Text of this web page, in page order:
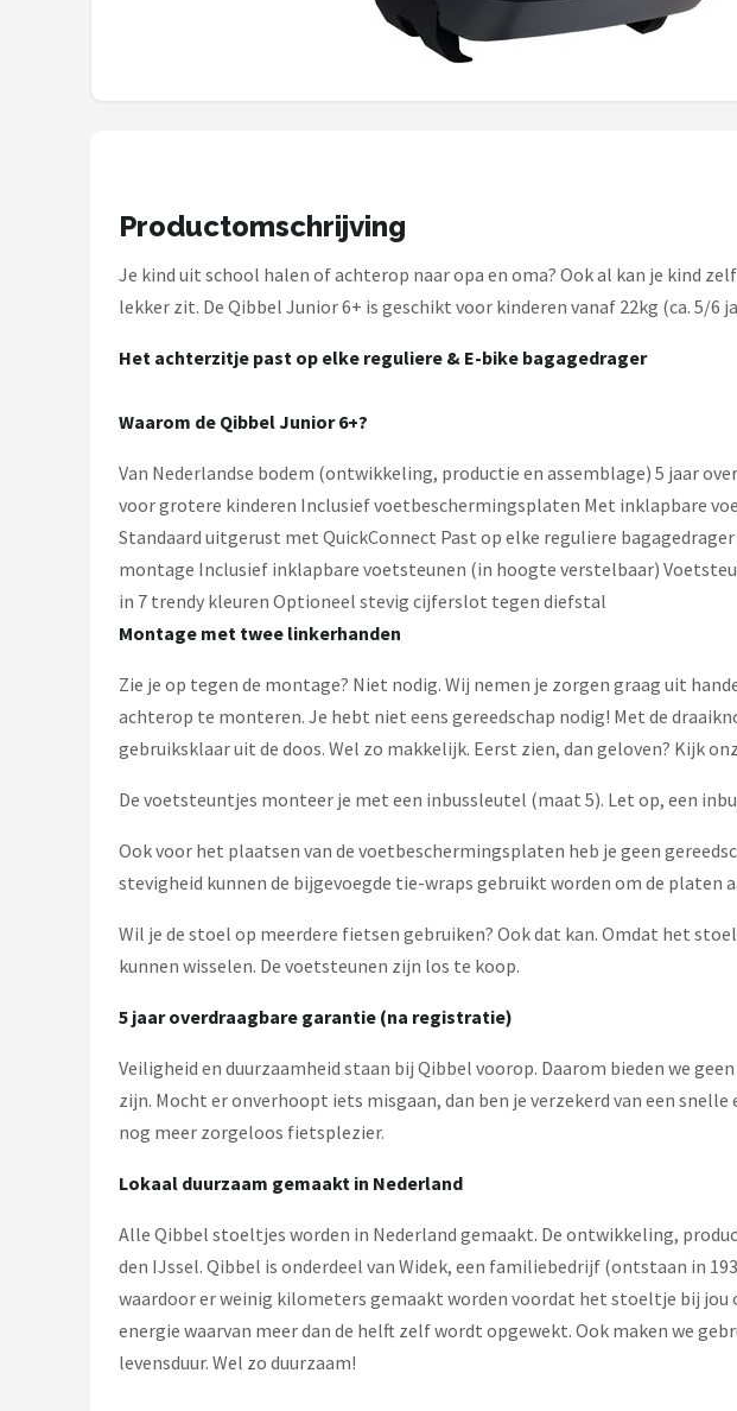
BBB Cycling
Voltano
Shimano
Productomschrijving
Je kind uit school halen of achterop naar opa en oma? Ook al kan je kind
lekker zit. De Qibbel Junior 6+ is geschikt voor kinderen vanaf 22kg (ca. 5/6
Het achterzitje past op elke reguliere & E-bike bagagedrager
Waarom de Qibbel Junior 6+?
Van Nederlandse bodem (ontwikkeling, productie en assemblage) 5 jaar
voor grotere kinderen Inclusief voetbeschermingsplaten Met inklapbare
Standaard uitgerust met QuickConnect Past op elke reguliere
montage Inclusief inklapbare voetsteunen (in hoogte verstelbaar)
in 7 trendy kleuren Optioneel stevig cijferslot tegen diefstal
Montage met twee linkerhanden
Zie je op tegen de montage? Niet nodig. Wij nemen je zorgen graag uit
achterop te monteren. Je hebt niet eens gereedschap nodig! Met de
gebruiksklaar uit de doos. Wel zo makkelijk. Eerst zien, dan geloven? Kijk
De voetsteuntjes monteer je met een inbussleutel (maat 5). Let op, een
Ook voor het plaatsen van de voetbeschermingsplaten heb je geen
stevigheid kunnen de bijgevoegde tie-wraps gebruikt worden om de platen
Wil je de stoel op meerdere fietsen gebruiken? Ook dat kan. Omdat het
kunnen wisselen. De voetsteunen zijn los te koop.
5 jaar overdraagbare garantie (na registratie)
Veiligheid en duurzaamheid staan bij Qibbel voorop. Daarom bieden we
zijn. Mocht er onverhoopt iets misgaan, dan ben je verzekerd van een
nog meer zorgeloos fietsplezier.
Lokaal duurzaam gemaakt in Nederland
Alle Qibbel stoeltjes worden in Nederland gemaakt. De ontwikkeling,
den IJssel. Qibbel is onderdeel van Widek, een familiebedrijf (ontstaan in
waardoor er weinig kilometers gemaakt worden voordat het stoeltje bij
energie waarvan meer dan de helft zelf wordt opgewekt. Ook maken we
levensduur. Wel zo duurzaam!